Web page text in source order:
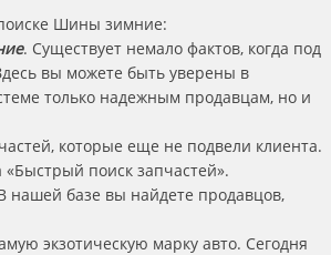
Шины зимние:
. Существует немало фактов, когда под
вы можете быть уверены в
только надежным продавцам, но и
которые еще не подвели клиента.
поиск запчастей».
нашей базе вы найдете продавцов,
экзотическую марку авто. Сегодня